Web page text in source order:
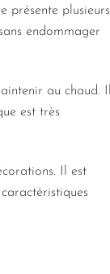
présente plusieurs
endommager
au chaud. Il
est très
Il est